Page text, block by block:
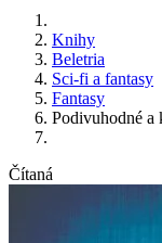
Knihy
Beletria
Sci-fi a fantasy
Fantasy
Podivuhodné a
Čítaná